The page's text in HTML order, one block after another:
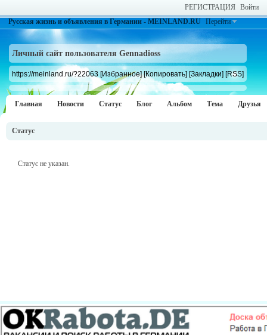
РЕГИСТРАЦИЯ Войти
Русская жизнь и объявления в Германии - MEINLAND.RU Перейти
Личный сайт пользователя Gennadioss
https://meinland.ru/?22063 [Избранное] [Копировать] [Закладки] [RSS]
Главная Новости Статус Блог Альбом Тема Друзья
Статус
Статус не указан.